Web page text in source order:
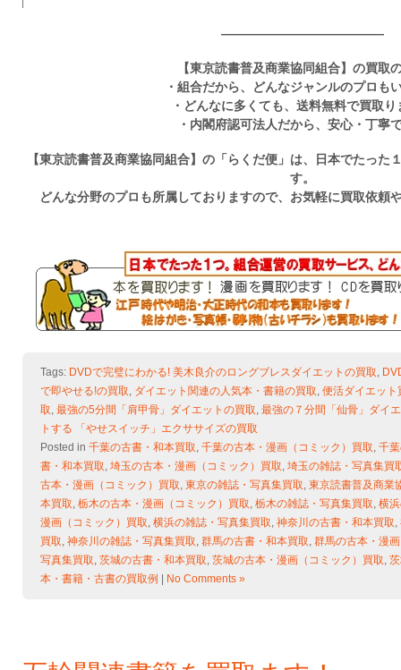
—————————————
【東京読書普及商業協同組合】の買取
・組合だから、どんなジャンルのプロも
・どんなに多くても、送料無料で買取り
・内閣府認可法人だから、安心・丁寧
【東京読書普及商業協同組合】の「らくだ便」は、日本でたった
す。
どんな分野のプロも所属しておりますので、お気軽に買取依頼
Tags: DVDで完璧にわかる! 美木良介のロングブレスダイエットの買取,
で即やせる!の買取, ダイエット関連の人気本・書籍の買取, 便活ダイエット
取, 最強の5分間「肩甲骨」ダイエットの買取, 最強の７分間「仙骨」ダイ
トする 「やせスイッチ」エクササイズの買取
Posted in 千葉の古書・和本買取, 千葉の古本・漫画（コミック）買取, 千
書・和本買取, 埼玉の古本・漫画（コミック）買取, 埼玉の雑誌・写真集買
古本・漫画（コミック）買取, 東京の雑誌・写真集買取, 東京読書普及商業
本買取, 栃木の古本・漫画（コミック）買取, 栃木の雑誌・写真集買取, 横
漫画（コミック）買取, 横浜の雑誌・写真集買取, 神奈川の古書・和本買取,
買取, 神奈川の雑誌・写真集買取, 群馬の古書・和本買取, 群馬の古本・漫
写真集買取, 茨城の古書・和本買取, 茨城の古本・漫画（コミック）買取,
本・書籍・古書の買取例
No Comments »